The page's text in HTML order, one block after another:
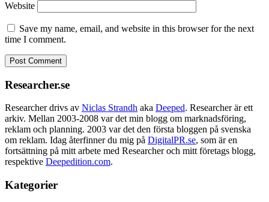
Website
Save my name, email, and website in this browser for the next
time I comment.
Researcher.se
Researcher drivs av Niclas Strandh aka Deeped. Researcher är ett
arkiv. Mellan 2003-2008 var det min blogg om marknadsföring,
reklam och planning. 2003 var det den första bloggen på svenska
om reklam. Idag återfinner du mig på DigitalPR.se, som är en
fortsättning på mitt arbete med Researcher och mitt företags blogg,
respektive Deepedition.com.
Kategorier